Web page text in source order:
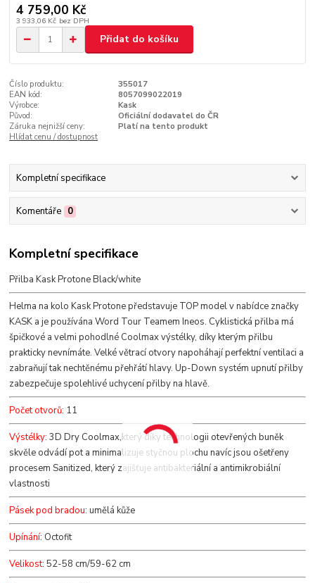
4 759,00 Kč
3 933,06 Kč bez DPH
Přidat do košíku
Číslo produktu:
355017
EAN kód:
8057099022019
Výrobce:
Kask
Původ:
Oficiální dodavatel do ČR
Záruka nejnižší ceny:
Platí na tento produkt
Hlídat cenu / dostupnost
Kompletní specifikace
Komentáře 0
Kompletní specifikace
Přilba Kask Protone Black/white
Helma na kolo Kask Protone představuje TOP model v nabídce značky
KASK a je používána Word Tour Teamem Ineos. Cyklistická přilba má
špičkové a velmi pohodlné Coolmax výstélky, díky kterým přilbu
prakticky nevnímáte. Velké větrací otvory napoháhají perfektní ventilaci a
zabraňují tak nechtěnému přehřátí hlavy. Up-Down systém upnutí přilby
zabezpečuje spolehlivé uchycení přilby na hlavě.
Počet otvorů: 11
Výstélky: 3D Dry Coolmax,který díky technologii otevřených buněk
skvěle odvádí pot a minimalizuje styčnou plochu navíc jsou ošetřeny
procesem Sanitized, který zajišťuje antibakteriální a antimikrobiální
vlastnosti
Pásek pod bradou: umělá kůže
Upínání: Octofit
Velikost: 52-58 cm/59-62 cm